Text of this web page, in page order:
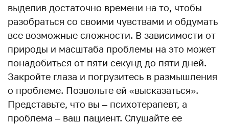
выделив достаточно времени на то, чтобы
разобраться со своими чувствами и обдумать
все возможные сложности. В зависимости от
природы и масштаба проблемы на это может
понадобиться от пяти секунд до пяти дней.
Закройте глаза и погрузитесь в размышления
о проблеме. Позвольте ей «высказаться».
Представьте, что вы – психотерапевт, а
проблема – ваш пациент. Слушайте ее